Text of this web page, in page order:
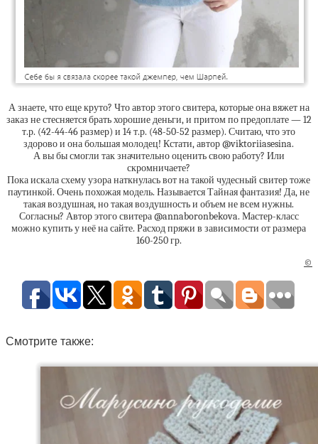
А знаете, что еще круто? Что автор этого свитера, которые она вяжет на
заказ не стесняется брать хорошие деньги, и притом по предоплате — 12
т.р. (42-44-46 размер) и 14 т.р. (48-50-52 размер). Считаю, что это
здорово и она большая молодец! Кстати, автор @viktoriiasesina.
А вы бы смогли так значительно оценить свою работу? Или
скромничаете?
Пока искала схему узора наткнулась вот на такой чудесный свитер тоже
паутинкой. Очень похожая модель. Называется Тайная фантазия! Да, не
такая воздушная, но такая воздушность и объем не всем нужны.
Согласны? Автор этого свитера @annaboronbekova. Мастер-класс
можно купить у неё на сайте. Расход пряжи в зависимости от размера
160-250 гр.
©
Смотрите также: